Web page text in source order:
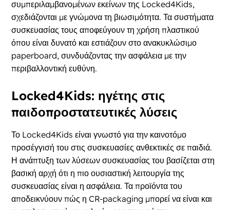
συμπεριλαμβανομένων εκείνων της Locked4Kids,
σχεδιάζονται με γνώμονα τη βιωσιμότητα. Τα συστήματα
συσκευασίας τους αποφεύγουν τη χρήση πλαστικού
όπου είναι δυνατό και εστιάζουν στο ανακυκλώσιμο
paperboard, συνδυάζοντας την ασφάλεια με την
περιβαλλοντική ευθύνη.
Locked4Kids: ηγέτης στις
παιδοπροστατευτικές λύσεις
Το Locked4Kids είναι γνωστό για την καινοτόμο
προσέγγισή του στις συσκευασίες ανθεκτικές σε παιδιά.
Η ανάπτυξη των λύσεων συσκευασίας του βασίζεται στη
βασική αρχή ότι η πιο ουσιαστική λειτουργία της
συσκευασίας είναι η ασφάλεια. Τα προϊόντα του
αποδεικνύουν πώς η CR-packaging μπορεί να είναι και